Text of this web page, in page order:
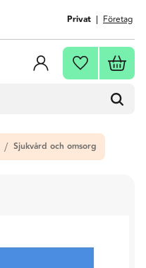
Privat Företag
Favoriter
Sjukvård och omsorg